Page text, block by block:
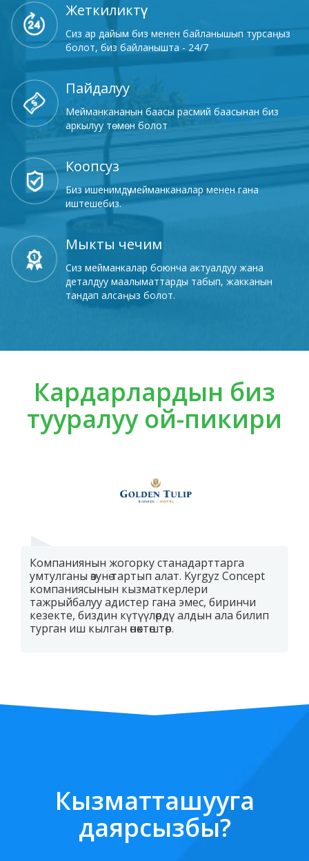
Жеткиликтүү
Сиз ар дайым биз менен байланышып турсаңыз
болот, биз байланышта - 24/7
Пайдалуу
Мейманкананын баасы расмий баасынан биз
аркылуу төмөн болот
Коопсуз
Биз ишенимдүү мейманканалар менен гана
иштешебиз.
Мыкты чечим
Сиз мейманкалар боюнча актуалдуу жана
деталдуу маалыматтарды табып, жакканын
тандап алсаңыз болот.
Кардарлардын биз
тууралуу ой-пикири
Компаниянын жогорку станадарттарга
умтулганы өзунө тартып алат. Kyrgyz Concept
компаниясынын кызматкерлери
тажрыйбалуу адистер гана эмес, биринчи
кезекте, биздин күтүүлөрдү алдын ала билип
турган иш кылган өнөктөштөр.
Кызматташууга
даярсызбы?